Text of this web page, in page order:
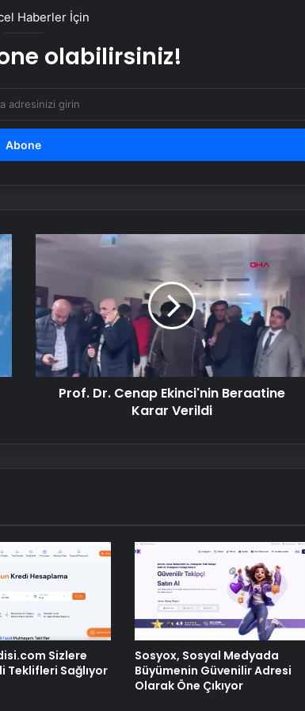
Product Manufacturer in Turkey
Serjoy : Dijital Medya Ajansı, Google
Reklam Ajansı, SEO Ajansı ve Web
Nişantaşı Üniversitesi’nden 2026 YKS
Adaylarına Çifte Güvence: Sabit
Ücret ve Kesintisiz Burs
Artı Kazan, Endüstriyel Buhar Kazanı
Çözümleriyle Üretim Tesislerine
Verimli Sistemler Sunuyor
Maması İle Tüm Evcil Hayvan
Ürünleri
Ankara rent a car
Haberler İçin
olabilirsiniz!
Prof.
Ekinci'nin
Beraatine
Karar
Verildi
Prof. Dr. Cenap Ekinci'nin Beraatine
Karar Verildi
Sizlere
Teklifleri Sağlıyor
Sosyox, Sosyal Medyada
Büyümenin Güvenilir Adresi
Olarak Öne Çıkıyor